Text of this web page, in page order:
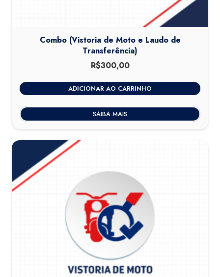
Combo (Vistoria de Moto e Laudo de
Transferência)
R$300,00
ADICIONAR AO CARRINHO
SAIBA MAIS